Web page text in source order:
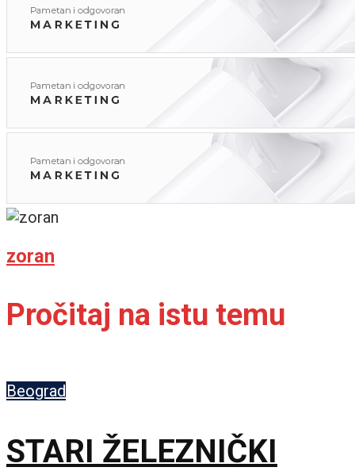
zoran
Pročitaj na istu temu
Beograd
STARI ŽELEZNIČKI